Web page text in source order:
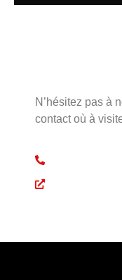
N’hésitez pas à
contact où à